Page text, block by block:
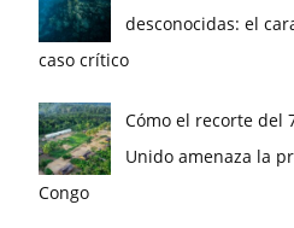
desconocidas: el
caso crítico
Cómo el recorte del
Unido amenaza la
Congo